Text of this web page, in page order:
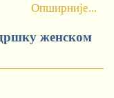
Опширније...
женском